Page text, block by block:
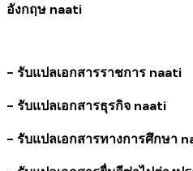
อังกฤษ naati
- รับแปลเอกสารราชการ naati
- รับแปลเอกสารธุรกิจ naati
- รับแปลเอกสารทางการศึกษา